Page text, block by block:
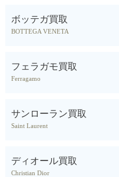
ボッテガ買取
BOTTEGA VENETA
フェラガモ買取
Ferragamo
サンローラン買取
Saint Laurent
ディオール買取
Christian Dior